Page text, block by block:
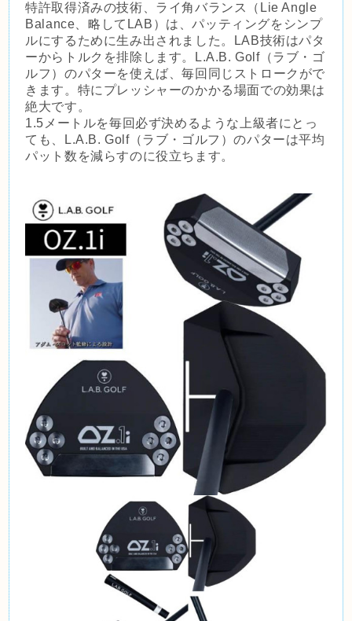
特許取得済みの技術、ライ角バランス（Lie Angle
Balance、略してLAB）は、パッティングをシンプ
ルにするために生み出されました。LAB技術はパタ
ーからトルクを排除します。L.A.B. Golf（ラブ・ゴ
ルフ）のパターを使えば、毎回同じストロークがで
きます。特にプレッシャーのかかる場面での効果は
絶大です。
1.5メートルを毎回必ず決めるような上級者にとっ
ても、L.A.B. Golf（ラブ・ゴルフ）のパターは平均
パット数を減らすのに役立ちます。